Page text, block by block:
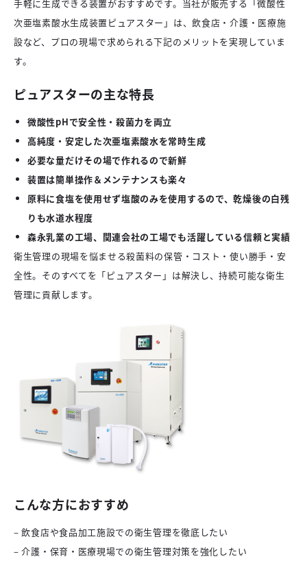
手軽に生成できる装置がおすすめです。当社が販売する「微酸性
次亜塩素酸水生成装置ピュアスター」は、飲食店・介護・医療施
設など、プロの現場で求められる下記のメリットを実現していま
す。
ピュアスターの主な特長
微酸性pHで安全性・殺菌力を両立
高純度・安定した次亜塩素酸水を常時生成
必要な量だけその場で作れるので新鮮
装置は簡単操作＆メンテナンスも楽々
原料に食塩を使用せず塩酸のみを使用するので、乾燥後の白残
りも水道水程度
森永乳業の工場、関連会社の工場でも活躍している信頼と実績
衛生管理の現場を悩ませる殺菌料の保管・コスト・使い勝手・安
全性。そのすべてを「ピュアスター」は解決し、持続可能な衛生
管理に貢献します。
こんな方におすすめ
– 飲食店や食品加工施設での衛生管理を徹底したい
– 介護・保育・医療現場での衛生管理対策を強化したい